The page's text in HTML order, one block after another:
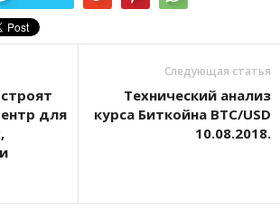
для
Следующая статья
Технический анализ
курса Биткойна BTC/USD
10.08.2018.